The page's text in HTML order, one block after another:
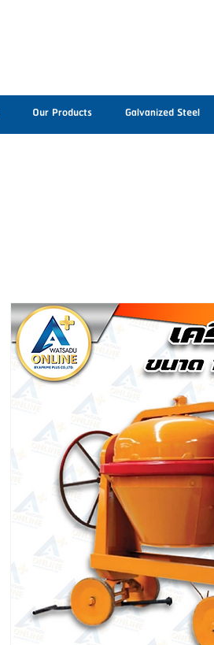
Our Products Galvanized Steel